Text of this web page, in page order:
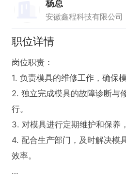
杨总
安徽鑫程科技有限公司
职位详情
岗位职责：
1. 负责模具的维修工作，确保
2. 独立完成模具的故障诊断与
行。
3. 对模具进行定期维护和保养
4. 配合生产部门，及时解决模
效率。